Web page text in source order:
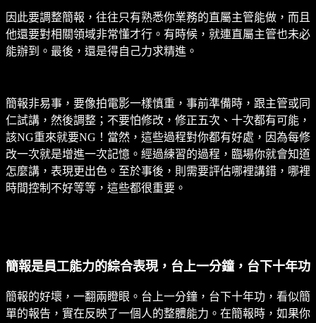
因此要調整簡報，往往只有熟悉你業務的直屬主管能做，而且
他還要對相關領域非常懂才行。有時候，就連直屬主管也未必
能辦到。最後，還是得自己力求精進。
簡報非易事，要像拍電影一樣慎重，事前準備時，跟主管或同
仁試講，然後調整；不要怕修改，修正五次、十次都有可能，
該NG重來就要NG！當然，這些過程對你都有好處，因為每修
改一次就是增進一次記憶。經過練習的過程，臨場你就會知道
怎麼講，表現更出色。至於事後，則需要評估哪裡講錯，哪裡
時間控制不好等等，這些都很重要。
簡報是員工能力的綜合表現，台上一分鐘，台下十年功
簡報的好壞，一翻兩瞪眼。台上一分鐘，台下十年功，看似簡
單的報告，實在反映了一個人的整體能力。在簡報時，如果你